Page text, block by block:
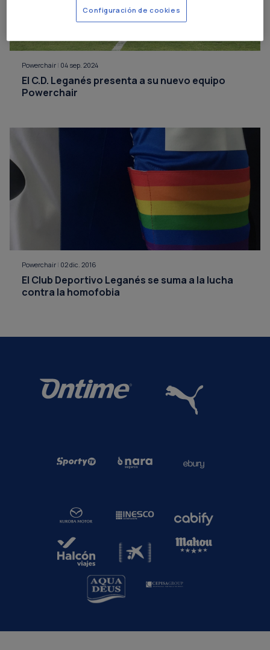
Powerchair | 04 sep. 2024
El C.D. Leganés presenta a su nuevo equipo
Powerchair
Powerchair | 02 dic. 2016
El Club Deportivo Leganés se suma a la lucha
contra la homofobia
Configuración de cookies